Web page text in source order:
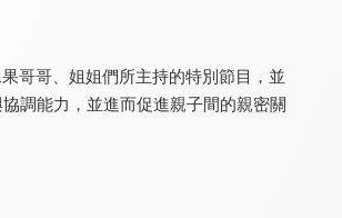
哥哥、姐姐們所主持的特別節目，並
調能力，並進而促進親子間的親密關